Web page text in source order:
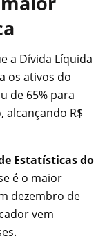
a Dívida Líquida
os ativos do
de 65% para
alcançando R$
Estatísticas do
é o maior
dezembro de
vem